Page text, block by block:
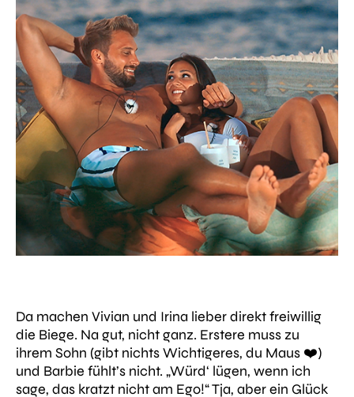
Da machen Vivian und Irina lieber direkt freiwillig
die Biege. Na gut, nicht ganz. Erstere muss zu
ihrem Sohn (gibt nichts Wichtigeres, du Maus ❤️)
und Barbie fühlt’s nicht. „Würd‘ lügen, wenn ich
sage, das kratzt nicht am Ego!“Tja, aber ein Glück